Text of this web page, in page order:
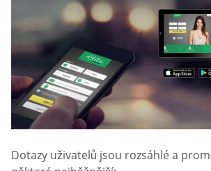
Dotazy uživatelů jsou rozsáhlé a